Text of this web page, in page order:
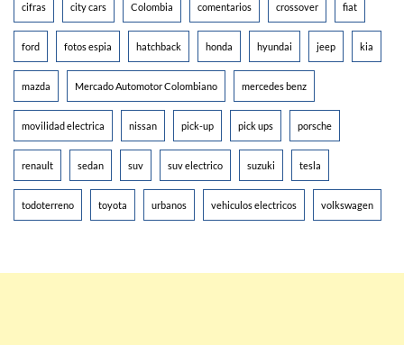
cifras city cars Colombia comentarios crossover fiat
ford fotos espia hatchback honda hyundai jeep kia
mazda Mercado Automotor Colombiano mercedes benz
movilidad electrica nissan pick-up pick ups porsche
renault sedan suv suv electrico suzuki tesla
todoterreno toyota urbanos vehiculos electricos volkswagen